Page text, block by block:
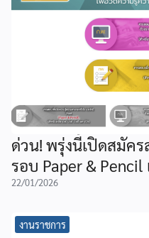
ด่วน! พรุ่งนี้เปิดสมัค
รอบ Paper &
22/01/2026
งานราชการ